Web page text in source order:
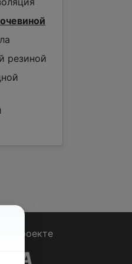
резиной
О проекте